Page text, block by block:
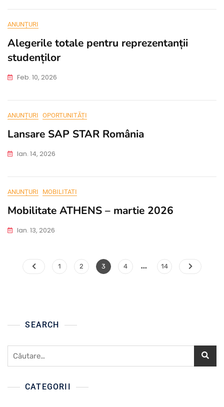
ANUNȚURI
Alegerile totale pentru reprezentanții
studenților
Feb. 10, 2026
ANUNȚURI OPORTUNITĂȚI
Lansare SAP STAR România
Ian. 14, 2026
ANUNȚURI MOBILITATI
Mobilitate ATHENS – martie 2026
Ian. 13, 2026
Paginație
Page
1 Page
2 Page
3 Page
4 … Page
14
SEARCH
CATEGORII